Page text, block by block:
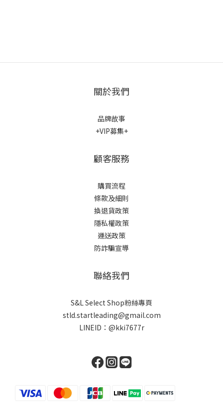
關於我們
品牌故事
+VIP募集+
顧客服務
購買流程
條款及細則
換退貨政策
隱私權政策
運送政策
防詐騙宣導
聯絡我們
S&L Select Shop粉絲專頁
stld.startleading@gmail.com
LINEID： @kki7677r